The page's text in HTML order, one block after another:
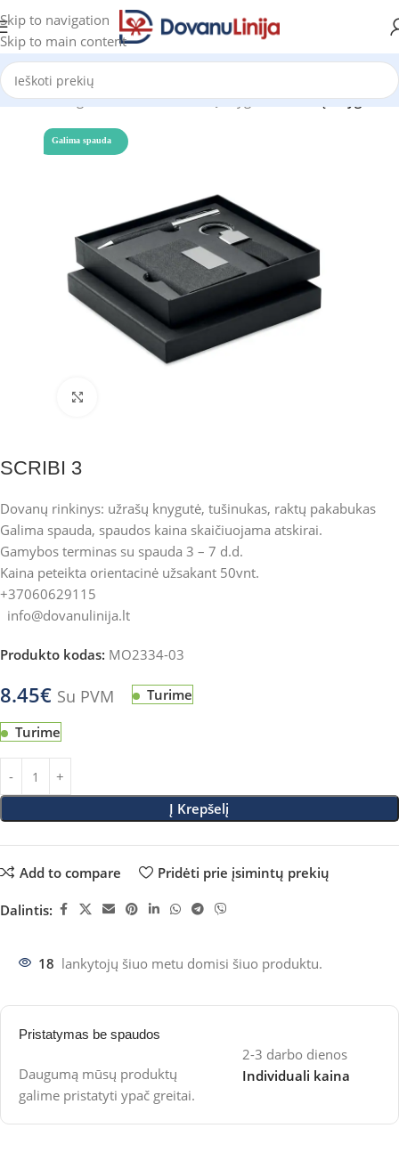
Skip to navigation
Skip to main content
Katalogas Bloknotai ir užrašų knygutės Užrašų knygutės
Galima spauda
SCRIBI 3
Dovanų rinkinys: užrašų knygutė, tušinukas, raktų pakabukas
Galima spauda, spaudos kaina skaičiuojama atskirai.
Gamybos terminas su spauda 3 – 7 d.d.
Kaina peteikta orientacinė užsakant 50vnt.
+37060629115
info@dovanulinija.lt
Produkto kodas: MO2334-03
8.45€ Su PVM Turime
Turime
Į Krepšelį
Add to compare Pridėti prie įsimintų prekių
Dalintis:
18 lankytojų šiuo metu domisi šiuo produktu.
Pristatymas be spaudos
Daugumą mūsų produktų
galime pristatyti ypač greitai.
2-3 darbo dienos
Individuali kaina